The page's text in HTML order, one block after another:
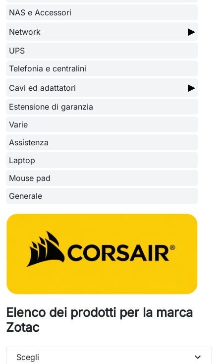
NAS e Accessori
Network
▶
UPS
Telefonia e centralini
Cavi ed adattatori
▶
Estensione di garanzia
Varie
Assistenza
Laptop
Mouse pad
Generale
Elenco dei prodotti per la marca
Zotac
Scegli expand_more